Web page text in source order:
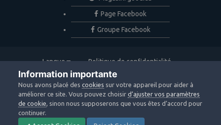
Page Facebook
Groupe Facebook
Langue
Politique de confidentialité
Nous contacter
Copyright © 2020 Webastro
Powered by Invision Community
Information importante
Nous avons placé descookies sur votre appareil pour aider à
améliorer ce site. Vous pouvez choisird’ajuster vos paramètres
de cookie, sinon nous supposerons que vous êtes d’accord pour
continuer.